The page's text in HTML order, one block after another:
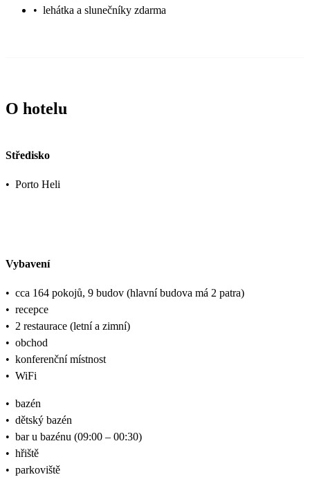
• lehátka a slunečníky zdarma
O hotelu
Středisko
• Porto Heli
Vybavení
• cca 164 pokojů, 9 budov (hlavní budova má 2 patra)
• recepce
• 2 restaurace (letní a zimní)
• obchod
• konferenční místnost
• WiFi
• bazén
• dětský bazén
• bar u bazénu (09:00 – 00:30)
• hřiště
• parkoviště